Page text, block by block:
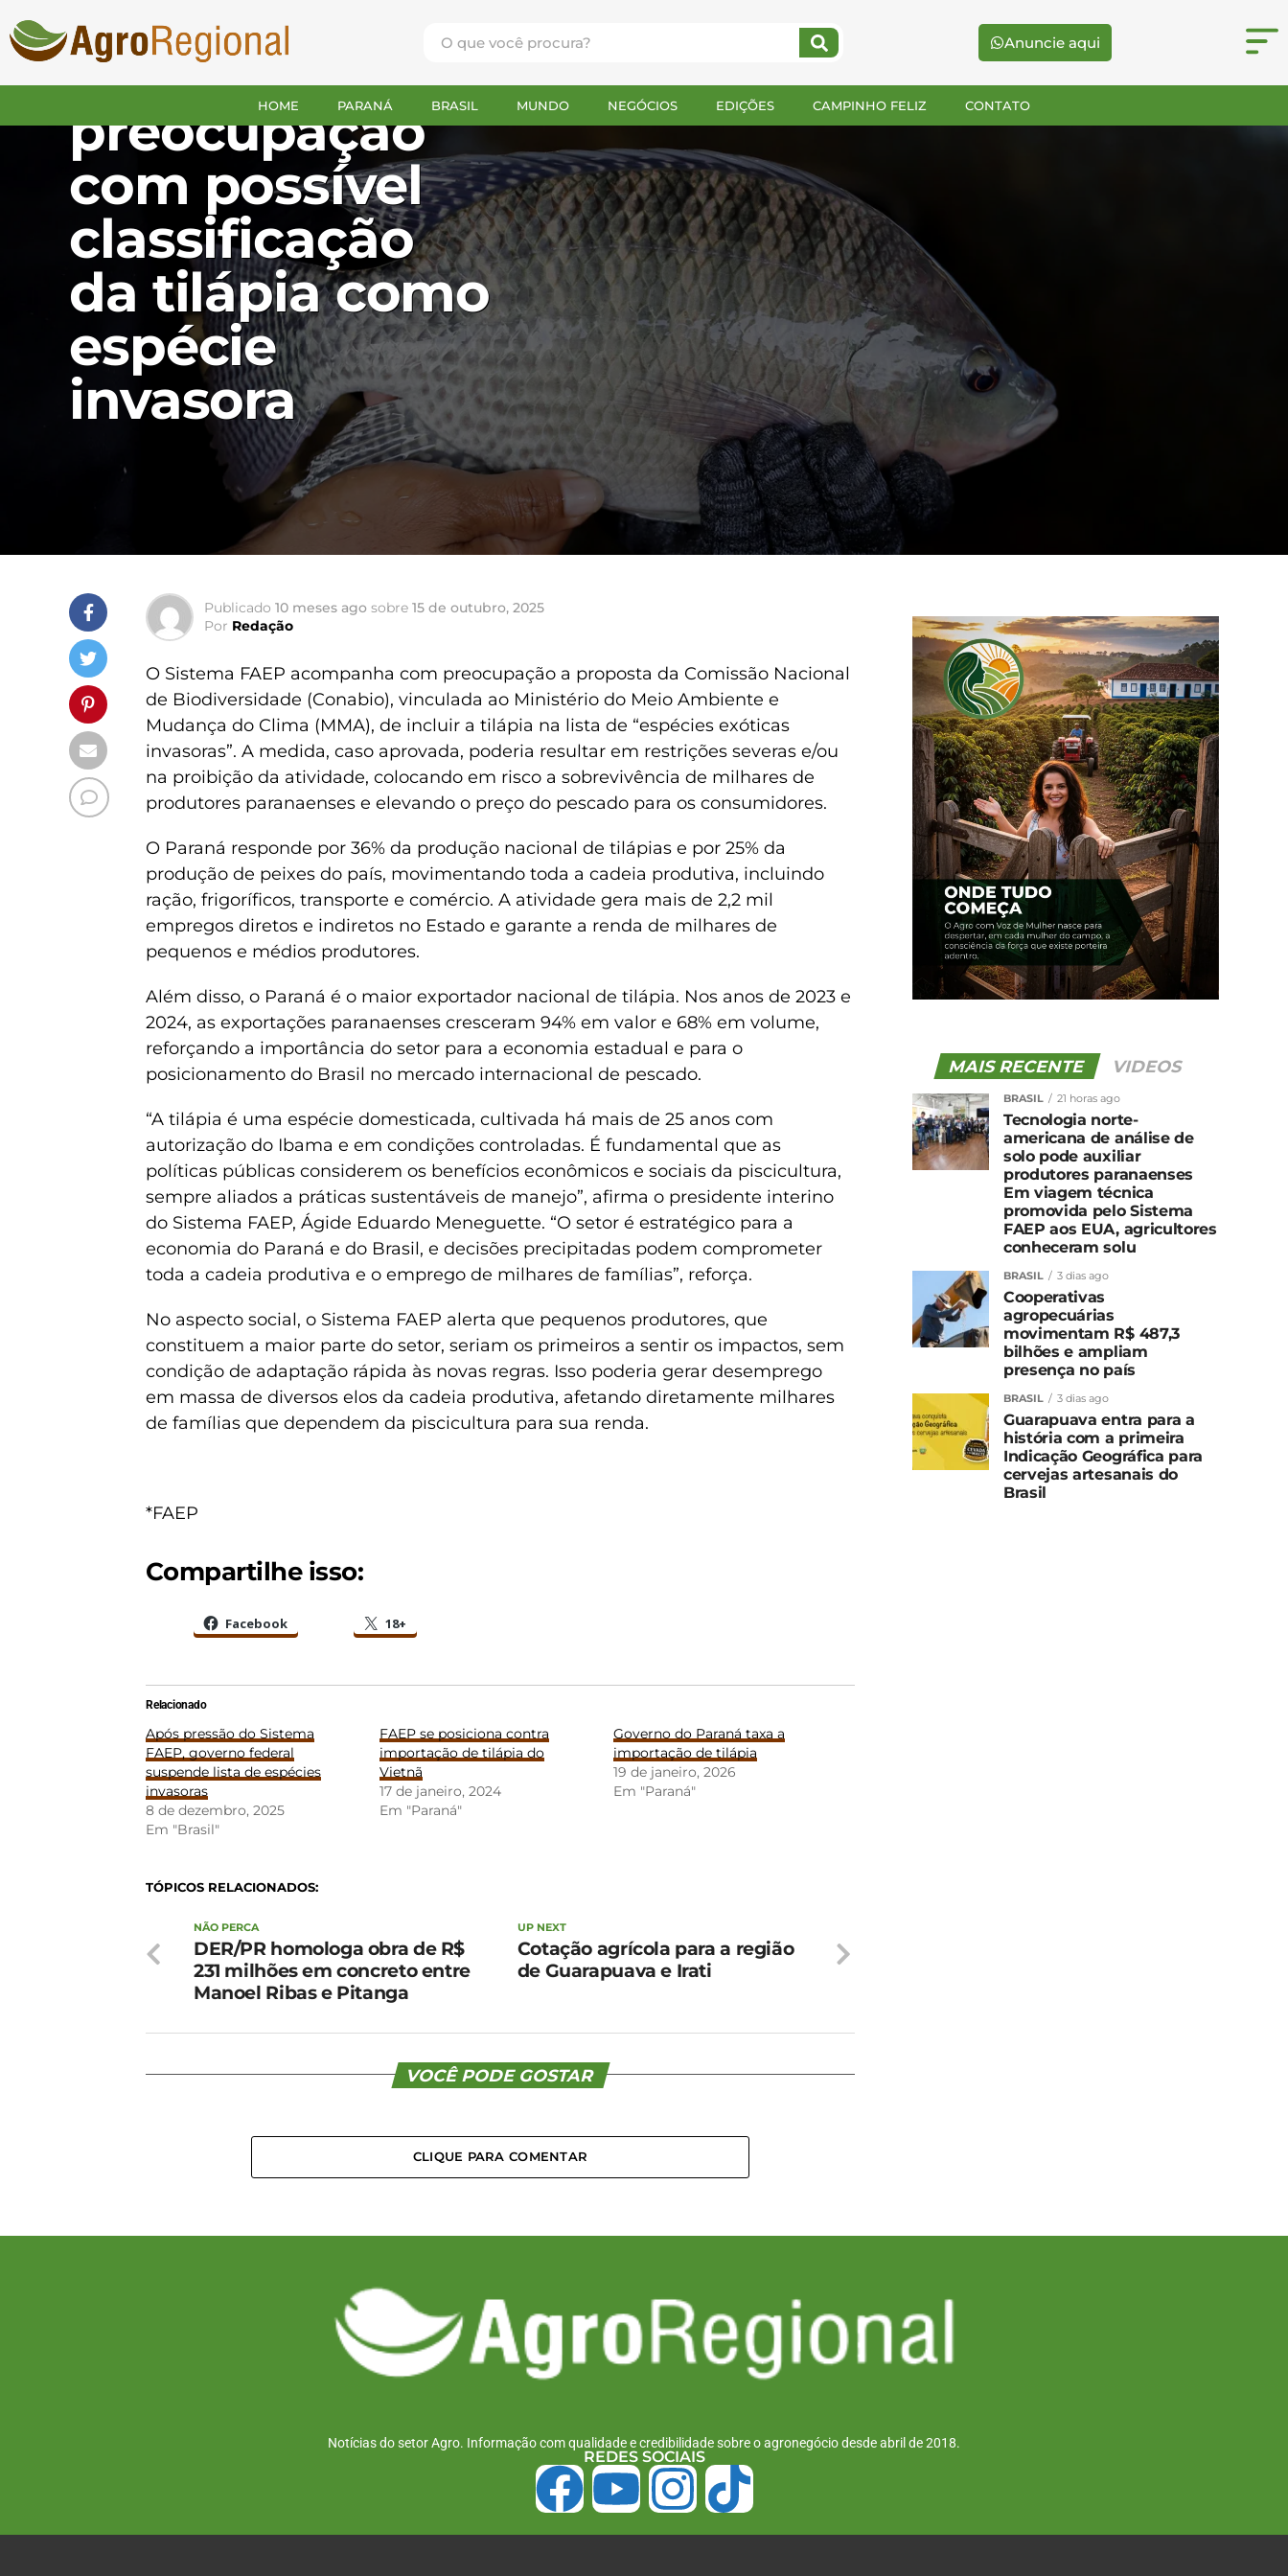
Anuncie aqui
HOME PARANÁ BRASIL MUNDO NEGÓCIOS EDIÇÕES CAMPINHO FELIZ CONTATO
FAEP
manifesta
preocupação
com possível
classificação
da tilápia como
espécie
invasora
Publicado 10 meses ago sobre 15 de outubro, 2025
Por Redação
O Sistema FAEP acompanha com preocupação a proposta da Comissão Nacional
de Biodiversidade (Conabio), vinculada ao Ministério do Meio Ambiente e
Mudança do Clima (MMA), de incluir a tilápia na lista de “espécies exóticas
invasoras”. A medida, caso aprovada, poderia resultar em restrições severas e/ou
na proibição da atividade, colocando em risco a sobrevivência de milhares de
produtores paranaenses e elevando o preço do pescado para os consumidores.
O Paraná responde por 36% da produção nacional de tilápias e por 25% da
produção de peixes do país, movimentando toda a cadeia produtiva, incluindo
ração, frigoríficos, transporte e comércio. A atividade gera mais de 2,2 mil
empregos diretos e indiretos no Estado e garante a renda de milhares de
pequenos e médios produtores.
Além disso, o Paraná é o maior exportador nacional de tilápia. Nos anos de 2023 e
2024, as exportações paranaenses cresceram 94% em valor e 68% em volume,
reforçando a importância do setor para a economia estadual e para o
posicionamento do Brasil no mercado internacional de pescado.
“A tilápia é uma espécie domesticada, cultivada há mais de 25 anos com
autorização do Ibama e em condições controladas. É fundamental que as
políticas públicas considerem os benefícios econômicos e sociais da piscicultura,
sempre aliados a práticas sustentáveis de manejo”, afirma o presidente interino
do Sistema FAEP, Ágide Eduardo Meneguette. “O setor é estratégico para a
economia do Paraná e do Brasil, e decisões precipitadas podem comprometer
toda a cadeia produtiva e o emprego de milhares de famílias”, reforça.
No aspecto social, o Sistema FAEP alerta que pequenos produtores, que
constituem a maior parte do setor, seriam os primeiros a sentir os impactos, sem
condição de adaptação rápida às novas regras. Isso poderia gerar desemprego
em massa de diversos elos da cadeia produtiva, afetando diretamente milhares
de famílias que dependem da piscicultura para sua renda.
*FAEP
Compartilhe isso:
Facebook 18+
Relacionado
Após pressão do Sistema
FAEP, governo federal
suspende lista de espécies
invasoras
8 de dezembro, 2025
Em "Brasil"
FAEP se posiciona contra
importação de tilápia do
Vietnã
17 de janeiro, 2024
Em "Paraná"
Governo do Paraná taxa a
importação de tilápia
19 de janeiro, 2026
Em "Paraná"
TÓPICOS RELACIONADOS:
UP NEXT
Cotação agrícola para a região
de Guarapuava e Irati
NÃO PERCA
DER/PR homologa obra de R$
231 milhões em concreto entre
Manoel Ribas e Pitanga
VOCÊ PODE GOSTAR
CLIQUE PARA COMENTAR
MAIS RECENTE VIDEOS
BRASIL 21 horas ago
Tecnologia norte-
americana de análise de
solo pode auxiliar
produtores paranaenses
Em viagem técnica
promovida pelo Sistema
FAEP aos EUA, agricultores
conheceram solu
BRASIL 3 dias ago
Cooperativas
agropecuárias
movimentam R$ 487,3
bilhões e ampliam
presença no país
BRASIL 3 dias ago
Guarapuava entra para a
história com a primeira
Indicação Geográfica para
cervejas artesanais do
Brasil
Notícias do setor Agro. Informação com qualidade e credibilidade sobre o agronegócio desde abril de 2018.
REDES SOCIAIS